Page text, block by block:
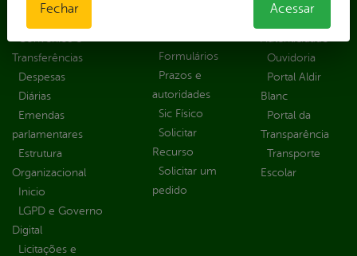
Transferências
Despesas
Diárias
Emendas
parlamentares
Estrutura
Organizacional
Inicio
LGPD e Governo
Digital
Licitações e
Formulários
Prazos e
autoridades
Sic Físico
Solicitar
Recurso
Solicitar um
pedido
Ouvidoria
Portal Aldir
Blanc
Portal da
Transparência
Transporte
Escolar
Fechar Acessar